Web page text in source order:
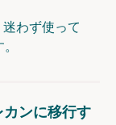
わず使って
ンに移行す